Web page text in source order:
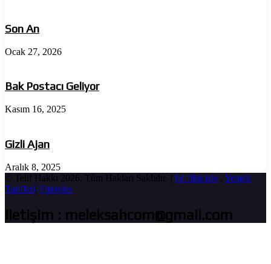
Son An
Ocak 27, 2026
Bak Postacı Geliyor
Kasım 16, 2025
Gizli Ajan
Aralık 8, 2025
© Telif Hakkı 2026, Tüm Hakları Saklıdır | hd film izle , Yemek
Tarifleri| Fmovies
iletişim : meleksahcom@gmail.com